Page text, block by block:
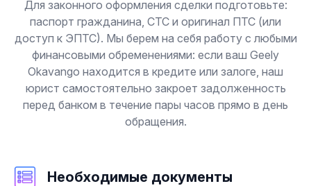
Для законного оформления сделки подготовьте:
паспорт гражданина, СТС и оригинал ПТС (или
доступ к ЭПТС). Мы берем на себя работу с любыми
финансовыми обременениями: если ваш Geely
Okavango находится в кредите или залоге, наш
юрист самостоятельно закроет задолженность
перед банком в течение пары часов прямо в день
обращения.
Необходимые документы